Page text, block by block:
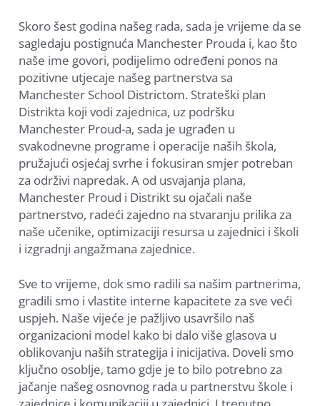
Skoro šest godina našeg rada, sada je vrijeme da se
sagledaju postignuća Manchester Prouda i, kao što
naše ime govori, podijelimo određeni ponos na
pozitivne utjecaje našeg partnerstva sa
Manchester School Districtom. Strateški plan
Distrikta koji vodi zajednica, uz podršku
Manchester Proud-a, sada je ugrađen u
svakodnevne programe i operacije naših škola,
pružajući osjećaj svrhe i fokusiran smjer potreban
za održivi napredak. A od usvajanja plana,
Manchester Proud i Distrikt su ojačali naše
partnerstvo, radeći zajedno na stvaranju prilika za
naše učenike, optimizaciji resursa u zajednici i školi
i izgradnji angažmana zajednice.
Sve to vrijeme, dok smo radili sa našim partnerima,
gradili smo i vlastite interne kapacitete za sve veći
uspjeh. Naše vijeće je pažljivo usavršilo naš
organizacioni model kako bi dalo više glasova u
oblikovanju naših strategija i inicijativa. Doveli smo
ključno osoblje, tamo gdje je to bilo potrebno za
jačanje našeg osnovnog rada u partnerstvu škole i